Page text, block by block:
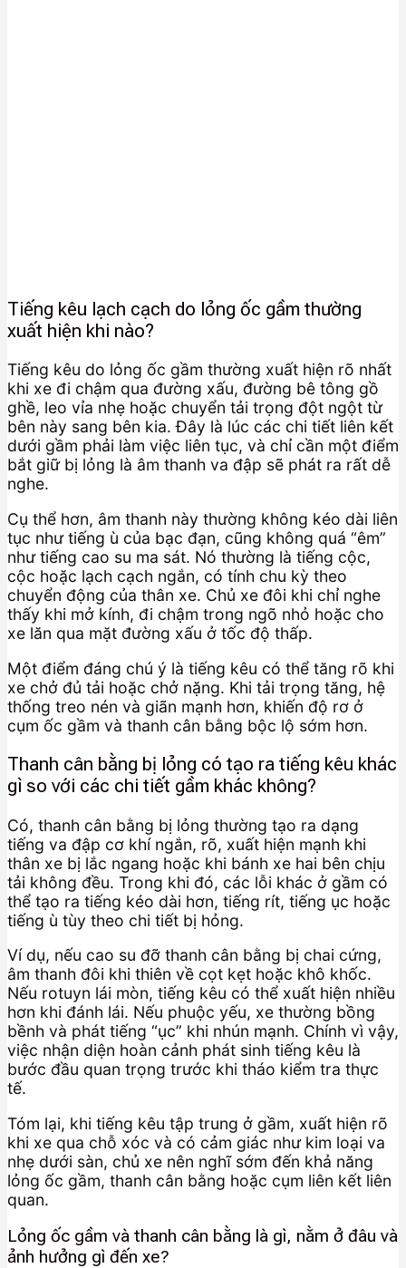
Tiếng kêu lạch cạch do lỏng ốc gầm thường
xuất hiện khi nào?
Tiếng kêu do lỏng ốc gầm thường xuất hiện rõ nhất
khi xe đi chậm qua đường xấu, đường bê tông gồ
ghề, leo vỉa nhẹ hoặc chuyển tải trọng đột ngột từ
bên này sang bên kia. Đây là lúc các chi tiết liên kết
dưới gầm phải làm việc liên tục, và chỉ cần một điểm
bắt giữ bị lỏng là âm thanh va đập sẽ phát ra rất dễ
nghe.
Cụ thể hơn, âm thanh này thường không kéo dài liên
tục như tiếng ù của bạc đạn, cũng không quá “êm”
như tiếng cao su ma sát. Nó thường là tiếng cộc,
cộc hoặc lạch cạch ngắn, có tính chu kỳ theo
chuyển động của thân xe. Chủ xe đôi khi chỉ nghe
thấy khi mở kính, đi chậm trong ngõ nhỏ hoặc cho
xe lăn qua mặt đường xấu ở tốc độ thấp.
Một điểm đáng chú ý là tiếng kêu có thể tăng rõ khi
xe chở đủ tải hoặc chở nặng. Khi tải trọng tăng, hệ
thống treo nén và giãn mạnh hơn, khiến độ rơ ở
cụm ốc gầm và thanh cân bằng bộc lộ sớm hơn.
Thanh cân bằng bị lỏng có tạo ra tiếng kêu khác
gì so với các chi tiết gầm khác không?
Có, thanh cân bằng bị lỏng thường tạo ra dạng
tiếng va đập cơ khí ngắn, rõ, xuất hiện mạnh khi
thân xe bị lắc ngang hoặc khi bánh xe hai bên chịu
tải không đều. Trong khi đó, các lỗi khác ở gầm có
thể tạo ra tiếng kéo dài hơn, tiếng rít, tiếng ục hoặc
tiếng ù tùy theo chi tiết bị hỏng.
Ví dụ, nếu cao su đỡ thanh cân bằng bị chai cứng,
âm thanh đôi khi thiên về cọt kẹt hoặc khô khốc.
Nếu rotuyn lái mòn, tiếng kêu có thể xuất hiện nhiều
hơn khi đánh lái. Nếu phuộc yếu, xe thường bồng
bềnh và phát tiếng “ục” khi nhún mạnh. Chính vì vậy,
việc nhận diện hoàn cảnh phát sinh tiếng kêu là
bước đầu quan trọng trước khi tháo kiểm tra thực
tế.
Tóm lại, khi tiếng kêu tập trung ở gầm, xuất hiện rõ
khi xe qua chỗ xóc và có cảm giác như kim loại va
nhẹ dưới sàn, chủ xe nên nghĩ sớm đến khả năng
lỏng ốc gầm, thanh cân bằng hoặc cụm liên kết liên
quan.
Lỏng ốc gầm và thanh cân bằng là gì, nằm ở đâu và
ảnh hưởng gì đến xe?